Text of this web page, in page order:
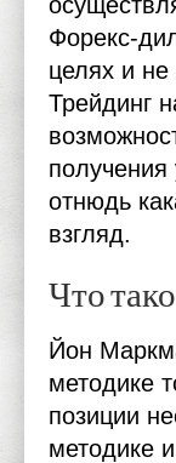
Форекс-
целях и
Трейдинг
отнюдь
взгляд.
Что
Йон
методике
позиции
методике